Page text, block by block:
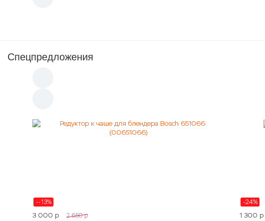
Спецпредложения
--13%
3 000 p 2 650 p
-24%
1 300 p